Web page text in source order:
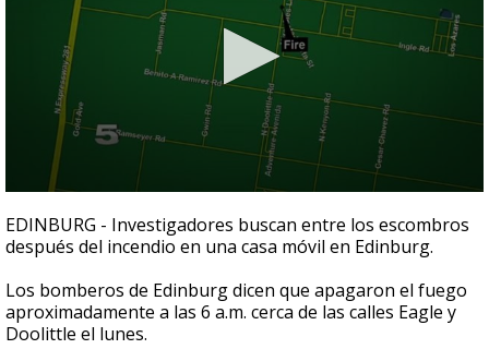
seconds
of
17
EDINBURG - Investigadores buscan entre los escombros
después del incendio en una casa móvil en Edinburg.
Los bomberos de Edinburg dicen que apagaron el fuego
aproximadamente a las 6 a.m. cerca de las calles Eagle y
Doolittle el lunes.